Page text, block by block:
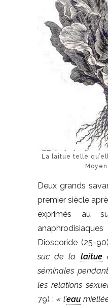
La laitue telle
Deux grands
premier siècle
exprimés au
Dioscoride (25-
suc de la laitue
séminales
les relations
79) : « l’eau